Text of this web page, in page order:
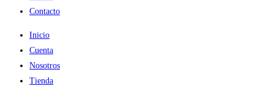
Contacto
Inicio
Cuenta
Nosotros
Tienda